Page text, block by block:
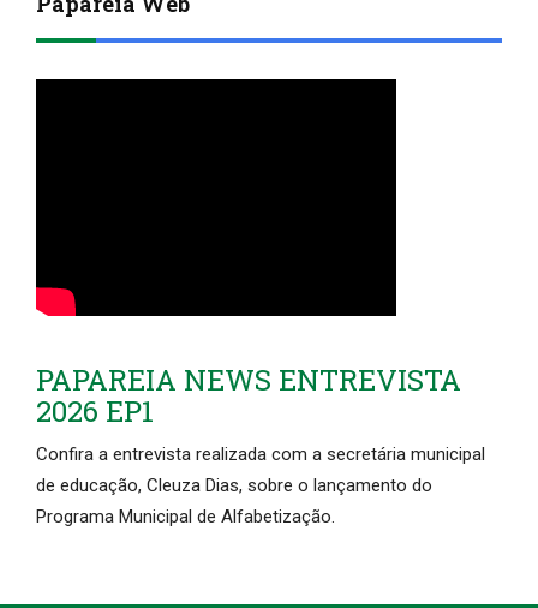
PAPAREIA NEWS ENTREVISTA
2026 EP1
Confira a entrevista realizada com a secretária municipal
de educação, Cleuza Dias, sobre o lançamento do
Programa Municipal de Alfabetização.